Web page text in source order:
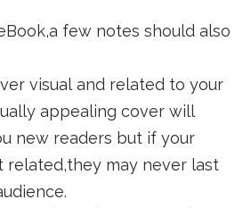
few notes should also
visual and related to your
appealing cover will
new readers but if your
related,they may never last